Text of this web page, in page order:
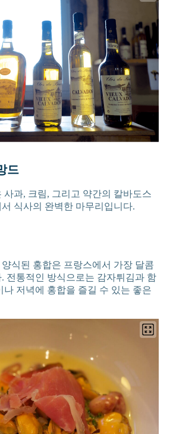
드
사과, 크림, 그리고 약간의 칼바도스
식사의 완벽한 마무리입니다.
식된 홍합은 프랑스에서 가장 달콤
전통적인 방식으로는 감자튀김과 함
나 저녁에 홍합을 즐길 수 있는 좋은